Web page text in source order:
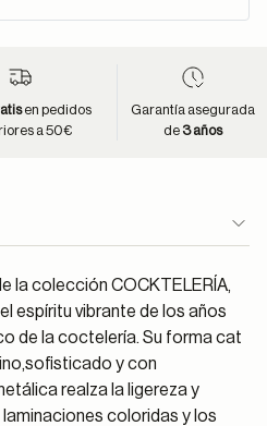
en pedidos
a 50€
Garantía asegurada
de 3 años
la colección COCKTELERÍA,
espíritu vibrante de los años
de la coctelería. Su forma cat
y con
realza la ligereza y
coloridas y los